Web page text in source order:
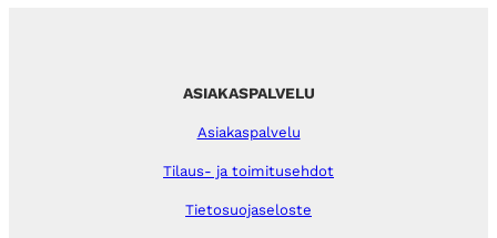
ASIAKASPALVELU
Asiakaspalvelu
Tilaus- ja toimitusehdot
Tietosuojaseloste